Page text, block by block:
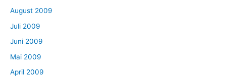
August 2009
Juli 2009
Juni 2009
Mai 2009
April 2009